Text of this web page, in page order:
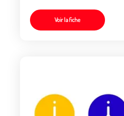
Voir la fiche